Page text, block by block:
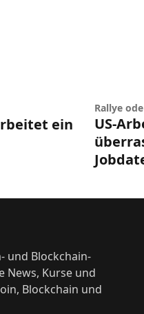
ein
Rallye
US-
und Blockchain-
News, Kurse und
Blockchain und